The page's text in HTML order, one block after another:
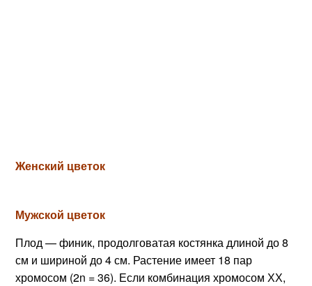
Женский цветок
Мужской цветок
Плод — финик, продолговатая костянка длиной до 8
см и шириной до 4 см. Растение имеет 18 пар
хромосом (2n = 36). Если комбинация хромосом ХХ,